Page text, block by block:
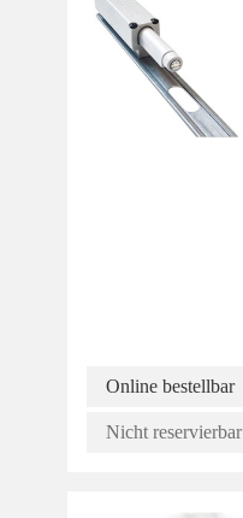
Online bestellbar
Nicht reservierbar